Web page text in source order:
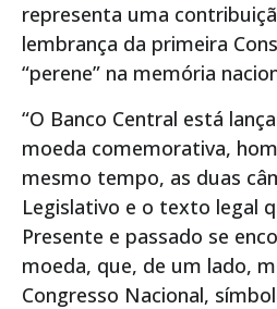
representa uma
lembrança da primeira
“perene” na memória
“O Banco Central está
moeda comemorativa,
mesmo tempo, as duas
Legislativo e o texto legal
Presente e passado se
moeda, que, de um lado,
Congresso Nacional,